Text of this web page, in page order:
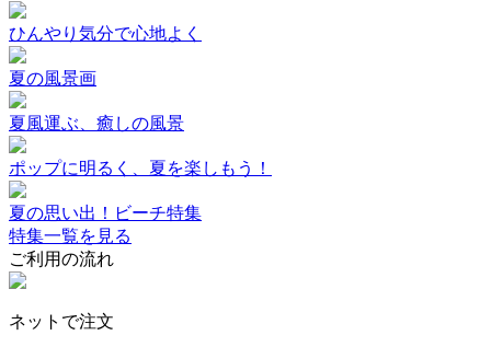
ひんやり気分で心地よく
夏の風景画
夏風運ぶ、癒しの風景
ポップに明るく、夏を楽しもう！
夏の思い出！ビーチ特集
特集一覧を見る
ご利用の流れ
ネットで注文